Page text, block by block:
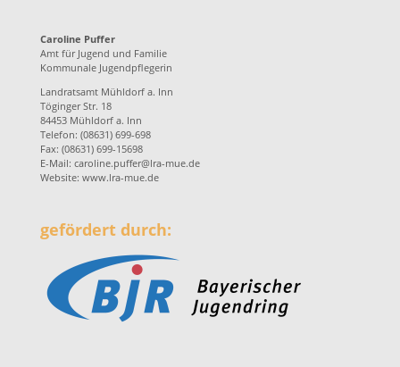
Caroline Puffer
Amt für Jugend und Familie
Kommunale Jugendpflegerin
Landratsamt Mühldorf a. Inn
Töginger Str. 18
84453 Mühldorf a. Inn
Telefon: (08631) 699-698
Fax: (08631) 699-15698
E-Mail: caroline.puffer@lra-mue.de
Website: www.lra-mue.de
gefördert durch: